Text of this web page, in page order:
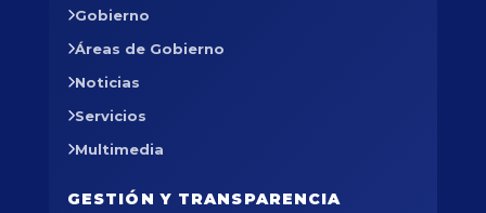
Gobierno
Áreas de Gobierno
Noticias
Servicios
Multimedia
GESTIÓN Y TRANSPARENCIA